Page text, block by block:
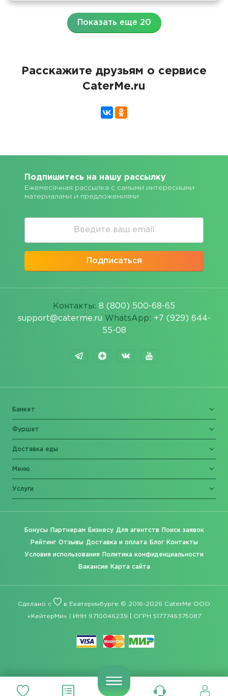
Показать еще 20
Расскажите друзьям о сервисе
CaterMe.ru
Подпишитесь на нашу рассылку
Ежемесячная рассылка с самыми интересными
материалами и предложениями
Подписаться
Контакты: 8 (800) 500-68-65
support@caterme.ru WhatsApp: +7 (929) 644-
55-08
Банкет
Фуршет
Доставка еды
Меню
Услуги
Бонусы Партнерам Бизнесу Для агентств Поиск заявок
Рейтинг Отзывы Доставка и оплата Блог Контакты
Условия использования Политика конфиденциальности
Вакансии Карта сайта
Сделано с в Екатеринбурге © 2016-2026 CaterMe ООО
«КейтерМи» | ИНН 9710046239 | ОГРН 5177746375087